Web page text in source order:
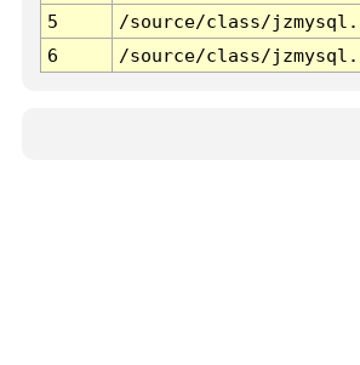
5
/source/class/
6
/source/class/